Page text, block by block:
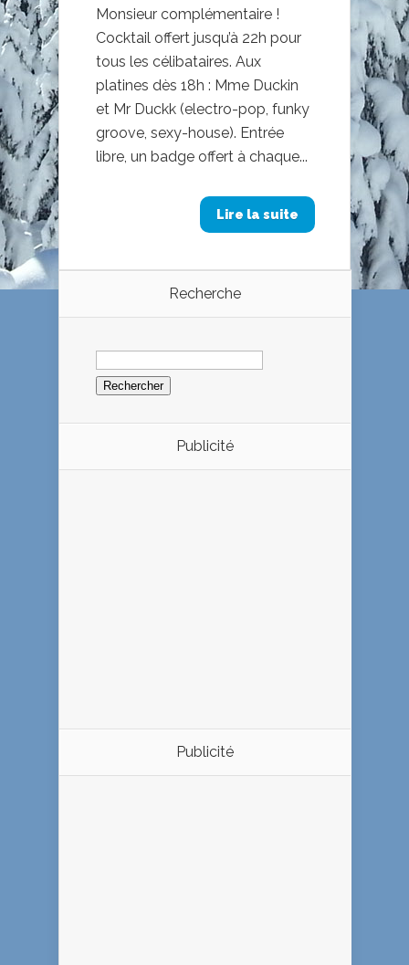
Monsieur complémentaire !
Cocktail offert jusqu’à 22h pour
tous les célibataires. Aux
platines dès 18h : Mme Duckin
et Mr Duckk (electro-pop, funky
groove, sexy-house). Entrée
libre, un badge offert à chaque...
Lire la suite
Recherche
Rechercher :
Publicité
Publicité